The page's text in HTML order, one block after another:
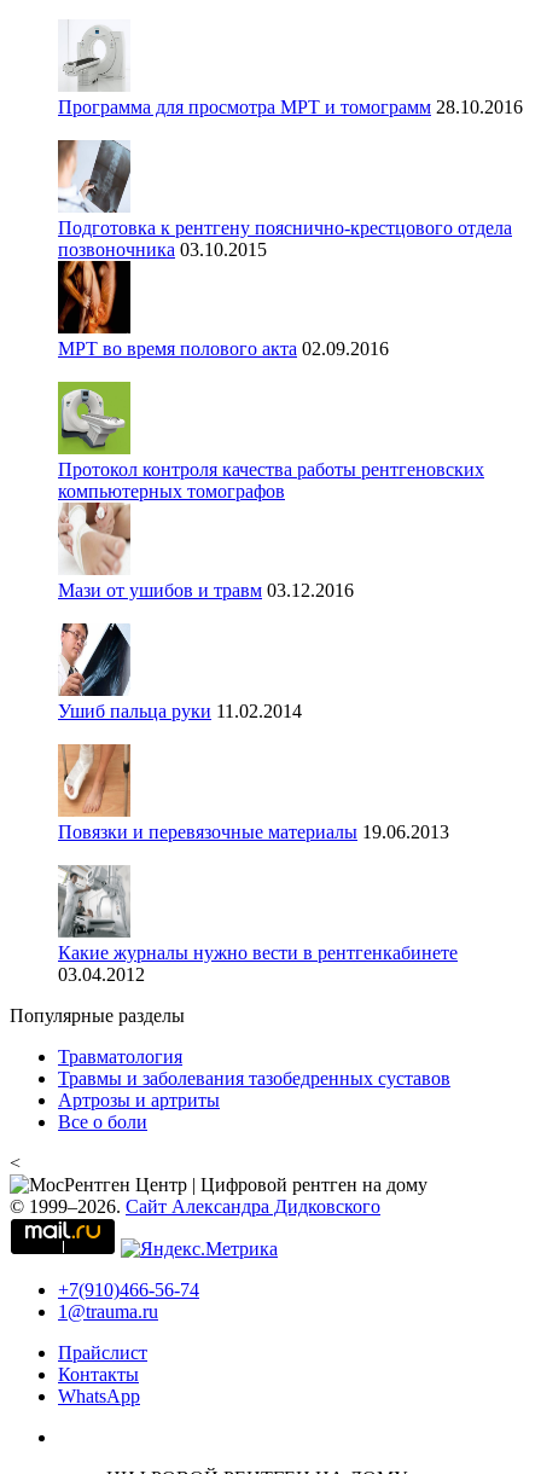
Программа для просмотра МРТ и томограмм 28.10.2016
Подготовка к рентгену пояснично-крестцового отдела
позвоночника 03.10.2015
МРТ во время полового акта 02.09.2016
Протокол контроля качества работы рентгеновских
компьютерных томографов
Мази от ушибов и травм 03.12.2016
Ушиб пальца руки 11.02.2014
Повязки и перевязочные материалы 19.06.2013
Какие журналы нужно вести в рентгенкабинете
03.04.2012
Популярные разделы
Травматология
Травмы и заболевания тазобедренных суставов
Артрозы и артриты
Все о боли
<
© 1999–2026. Сайт Александра Дидковского
+7(910)466-56-74
1@trauma.ru
Прайслист
Контакты
WhatsApp